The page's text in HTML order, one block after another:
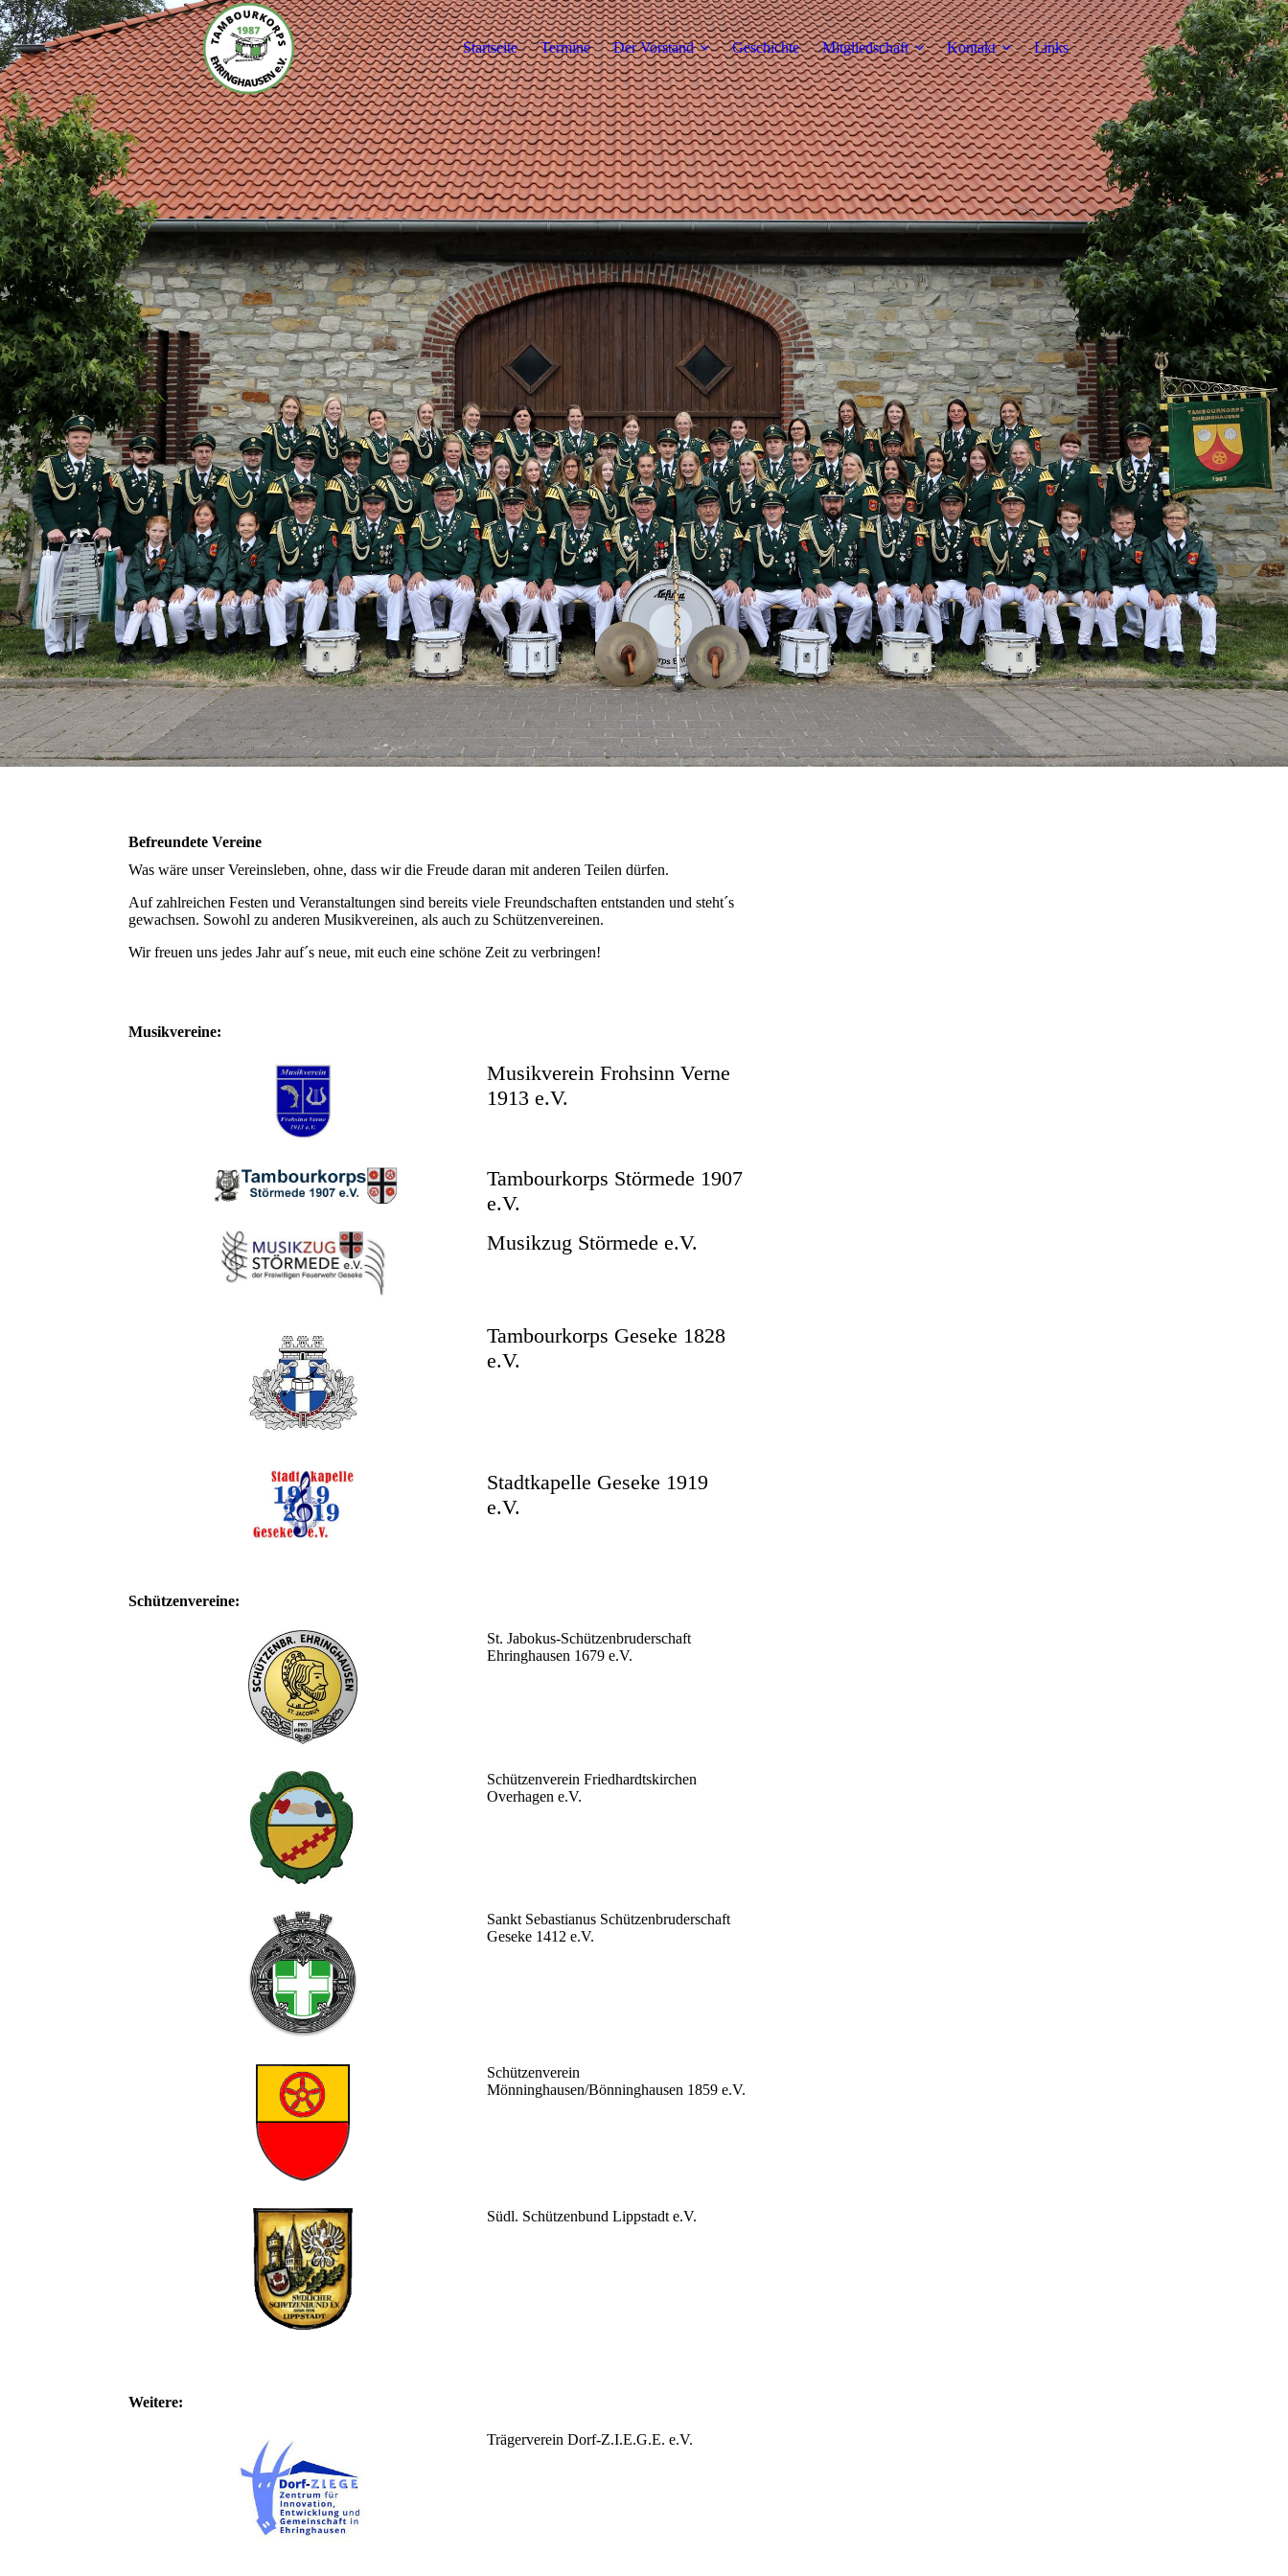
Startseite Termine Der Vorstand Geschichte Mitgliedschaft Kontakt Links
. . .
Befreundete Vereine
Was wäre unser Vereinsleben, ohne, dass wir die Freude daran mit anderen Teilen dürfen.
Auf zahlreichen Festen und Veranstaltungen sind bereits viele Freundschaften entstanden und steht´s
gewachsen. Sowohl zu anderen Musikvereinen, als auch zu Schützenvereinen.
Wir freuen uns jedes Jahr auf´s neue, mit euch eine schöne Zeit zu verbringen!
Musikvereine:
Musikverein Frohsinn Verne
1913 e.V.
Tambourkorps Störmede 1907
e.V.
Musikzug Störmede e.V.
Tambourkorps Geseke 1828
e.V.
Stadtkapelle Geseke 1919
e.V.
Schützenvereine:
St. Jabokus-Schützenbruderschaft
Ehringhausen 1679 e.V.
Schützenverein Friedhardtskirchen
Overhagen e.V.
Sankt Sebastianus Schützenbruderschaft
Geseke 1412 e.V.
Schützenverein
Mönninghausen/Bönninghausen 1859 e.V.
Südl. Schützenbund Lippstadt e.V.
Weitere:
Trägerverein Dorf-Z.I.E.G.E. e.V.